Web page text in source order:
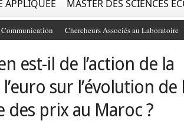
APPLIQUÉE MASTER DES SCIENCES
Chercheurs Associés au Laboratoire
est-il de l’action de la
sur l’évolution de
prix au Maroc ?